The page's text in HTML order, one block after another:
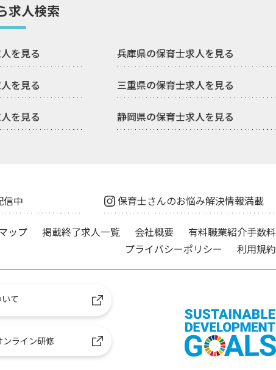
求人検索
を見る 兵庫県の保育士求人を見る
を見る 三重県の保育士求人を見る
を見る 静岡県の保育士求人を見る
信中 保育士さんのお悩み解決情報満載
ップ 掲載終了求人一覧 会社概要
有料職業紹介手数料
プライバシーポリシー
利用規約
て
ンライン研修